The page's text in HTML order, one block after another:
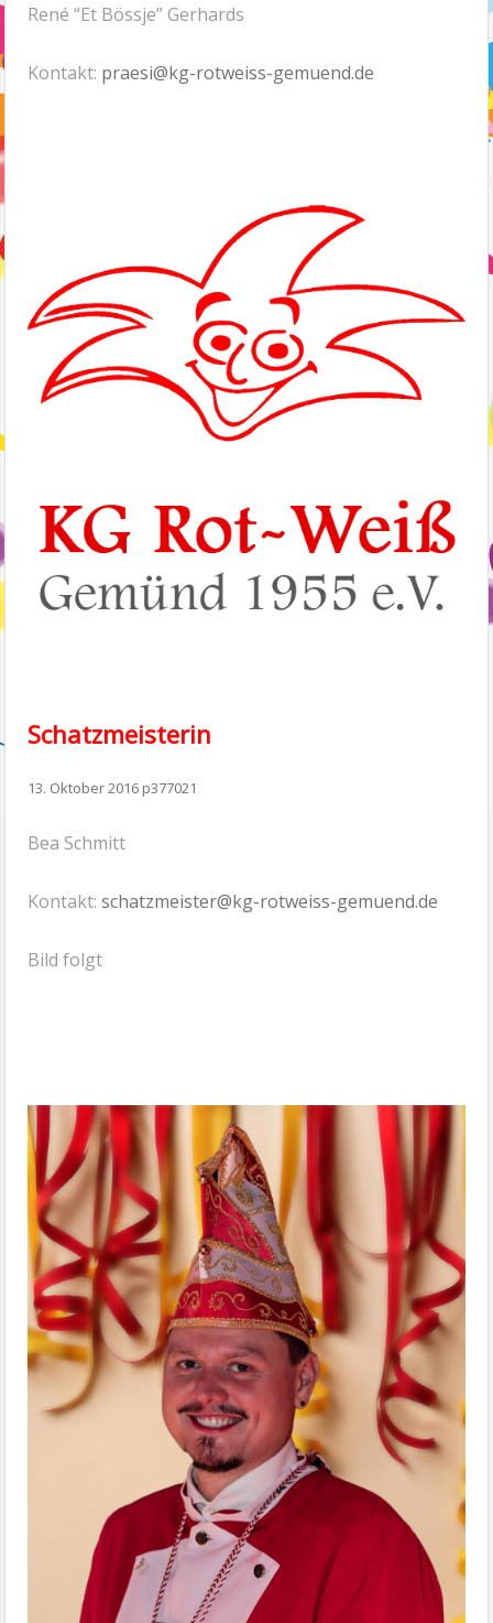
René “Et Bössje” Gerhards
Kontakt: praesi@kg-rotweiss-gemuend.de
Schatzmeisterin
13. Oktober 2016 p377021
Bea Schmitt
Kontakt:schatzmeister@kg-rotweiss-gemuend.de
Bild folgt